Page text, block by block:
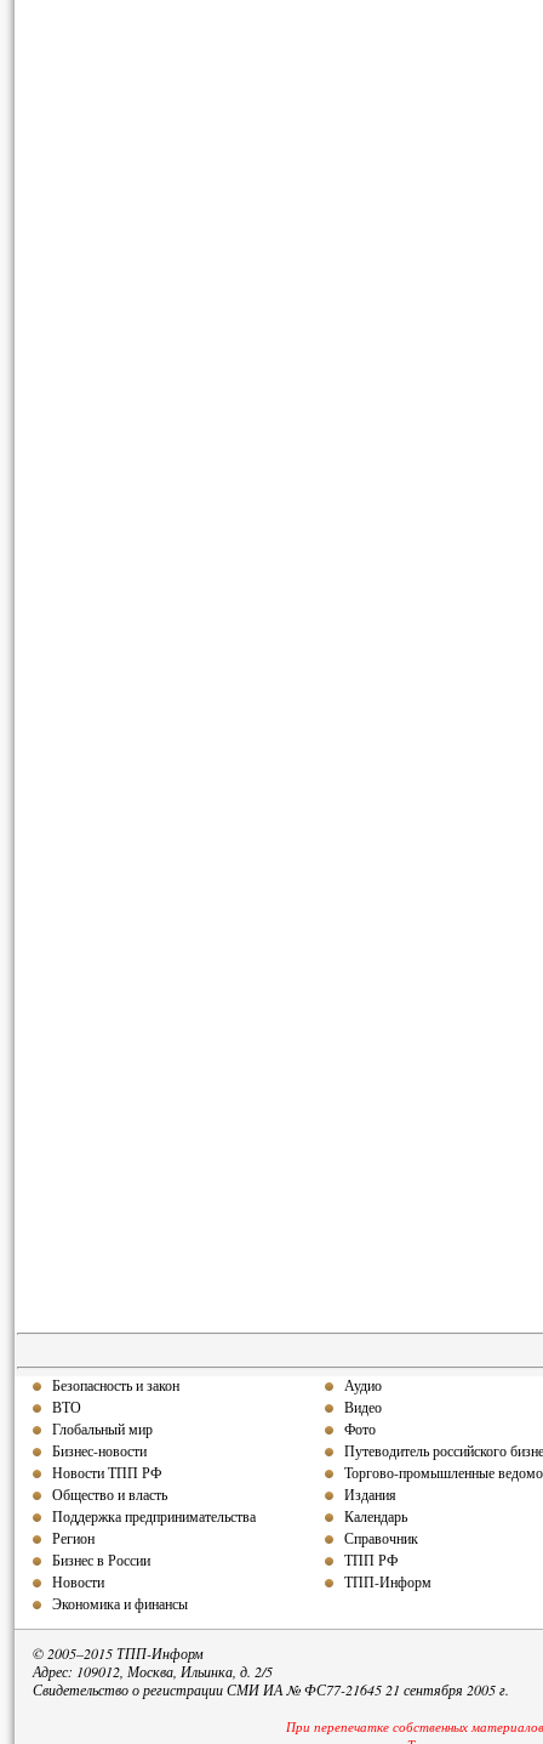
Безопасность и закон
ВТО
Глобальный мир
Бизнес-новости
Новости ТПП РФ
Общество и власть
Поддержка предпринимательства
Регион
Бизнес в России
Новости
Экономика и финансы
Аудио
Видео
Фото
Путеводитель российского
Торгово-промышленные
Издания
Календарь
Справочник
ТПП РФ
ТПП-Информ
© 2005–2015 ТПП-Информ
Адрес: 109012, Москва, Ильинка, д. 2/5
Свидетельство о регистрации СМИ ИА № ФС77-21645 21 сентября 2005 г.
При перепечатке собственных